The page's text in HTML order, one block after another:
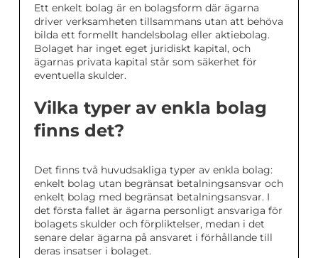
Ett enkelt bolag är en bolagsform där ägarna
driver verksamheten tillsammans utan att behöva
bilda ett formellt handelsbolag eller aktiebolag.
Bolaget har inget eget juridiskt kapital, och
ägarnas privata kapital står som säkerhet för
eventuella skulder.
Vilka typer av enkla bolag
finns det?
Det finns två huvudsakliga typer av enkla bolag:
enkelt bolag utan begränsat betalningsansvar och
enkelt bolag med begränsat betalningsansvar. I
det första fallet är ägarna personligt ansvariga för
bolagets skulder och förpliktelser, medan i det
senare delar ägarna på ansvaret i förhållande till
deras insatser i bolaget.